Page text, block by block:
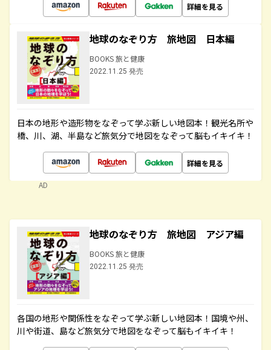
詳細を見る
地球のなぞり方 旅地図 日本編
BOOKS 旅と健康
2022.11.25 発売
日本の地形や造形物をなぞって学ぶ新しい地図本！観光名所や
橋、川、湖、半島など旅気分で地図をなぞって脳もイキイキ！
詳細を見る
AD
地球のなぞり方 旅地図 アジア編
BOOKS 旅と健康
2022.11.25 発売
各国の地形や関係性をなぞって学ぶ新しい地図本！国境や州、
川や街道、島など旅気分で地図をなぞって脳もイキイキ！